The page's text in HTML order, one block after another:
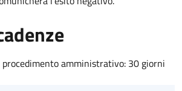
amministrativo: 30 giorni